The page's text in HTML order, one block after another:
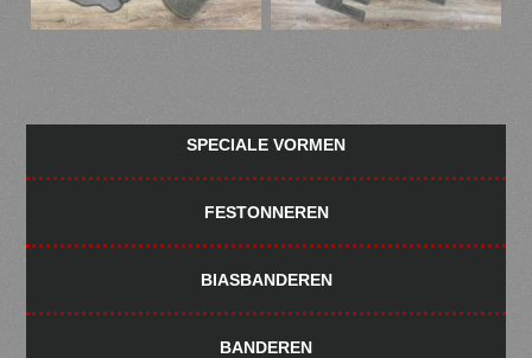
Sidebar
SPECIALE VORMEN
FESTONNEREN
BIASBANDEREN
BANDEREN